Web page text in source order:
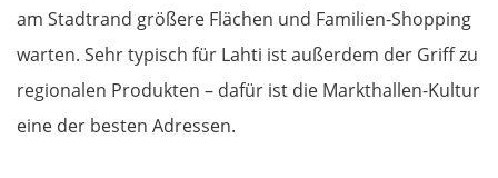
am Stadtrand größere Flächen und Familien-Shopping
warten. Sehr typisch für Lahti ist außerdem der Griff zu
regionalen Produkten – dafür ist die Markthallen-Kultur
eine der besten Adressen.
Griechenland
Komotini